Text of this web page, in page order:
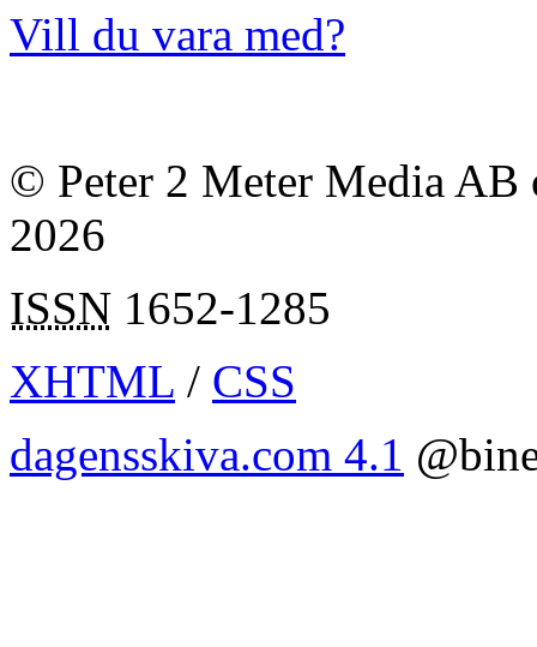
Vill du vara med?
© Peter 2 Meter Media AB
2026
ISSN 1652-1285
XHTML / CSS
dagensskiva.com 4.1